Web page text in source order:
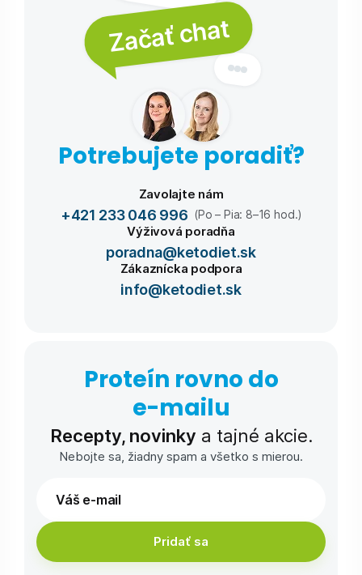
Začať chat
Potrebujete poradiť?
Zavolajte nám
+421 233 046 996 (Po – Pia: 8–16 hod.)
Výživová poradňa
poradna@ketodiet.sk
Zákaznícka podpora
info@ketodiet.sk
Proteín rovno do
e-⁠mailu
Recepty, novinky a tajné akcie.
Nebojte sa, žiadny spam a všetko s mierou.
Pridať sa